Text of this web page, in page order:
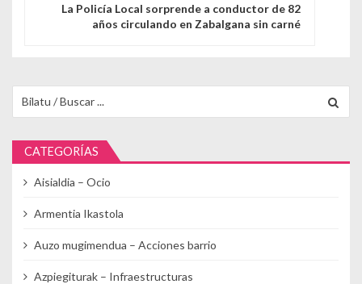
La Policía Local sorprende a conductor de 82
años circulando en Zabalgana sin carné
CATEGORÍAS
Aisialdia – Ocio
Armentia Ikastola
Auzo mugimendua – Acciones barrio
Azpiegiturak – Infraestructuras